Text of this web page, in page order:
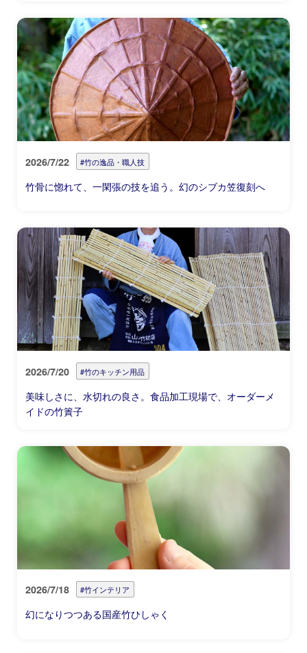
2026/7/22 #竹の逸品・職人技
竹骨に惚れて、一閑張の技を追う。幻のシブカ笠復刻へ
2026/7/20 #竹のキッチン用品
美味しさに、水切れの良さ。食品加工現場で、オーダーメ
イドの竹簀子
2026/7/18 #竹インテリア
幻になりつつある国産竹ひしゃく